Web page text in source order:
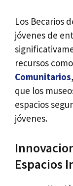
Los Becarios
jóvenes de
recursos
Comunitarios
que los
espacios
jóvenes.
Espacios